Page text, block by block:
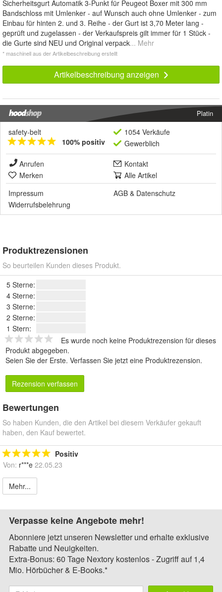
Sicherheitsgurt Automatik 3-Punkt für Peugeot Boxer mit 300 mm
Bandschloss mit Umlenker - auf Wunsch auch ohne Umlenker - zum
Einbau für hinten 2. und 3. Reihe - der Gurt ist 3,70 Meter lang -
geprüft und zugelassen - der Verkaufspreis gilt immer für 1 Stück -
die Gurte sind NEU und Original verpack... Mehr
* maschinell aus der Artikelbeschreibung erstellt
Artikelbeschreibung anzeigen
Platin
safety-belt
100% positiv
1054 Verkäufe
Gewerblich
Anrufen
Kontakt
Merken
Alle Artikel
Impressum
AGB & Datenschutz
Widerrufsbelehrung
Produktrezensionen
So beurteilen Kunden dieses Produkt.
5 Sterne:
4 Sterne:
3 Sterne:
2 Sterne:
1 Stern:
Es wurde noch keine Produktrezension für dieses
Produkt abgegeben.
Seien Sie der Erste. Verfassen Sie jetzt eine Produktrezension.
Rezension verfassen
Bewertungen
So haben Kunden, die den Artikel bei diesem Verkäufer gekauft
haben, den Kauf bewertet.
Positiv
Von: r***e 22.05.23
Mehr...
Verpasse keine Angebote mehr!
Abonniere jetzt unseren Newsletter und erhalte exklusive
Rabatte und Neuigkeiten.
Extra-Bonus: 60 Tage Nextory kostenlos - Zugriff auf 1,4
Mio. Hörbücher & E-Books.*